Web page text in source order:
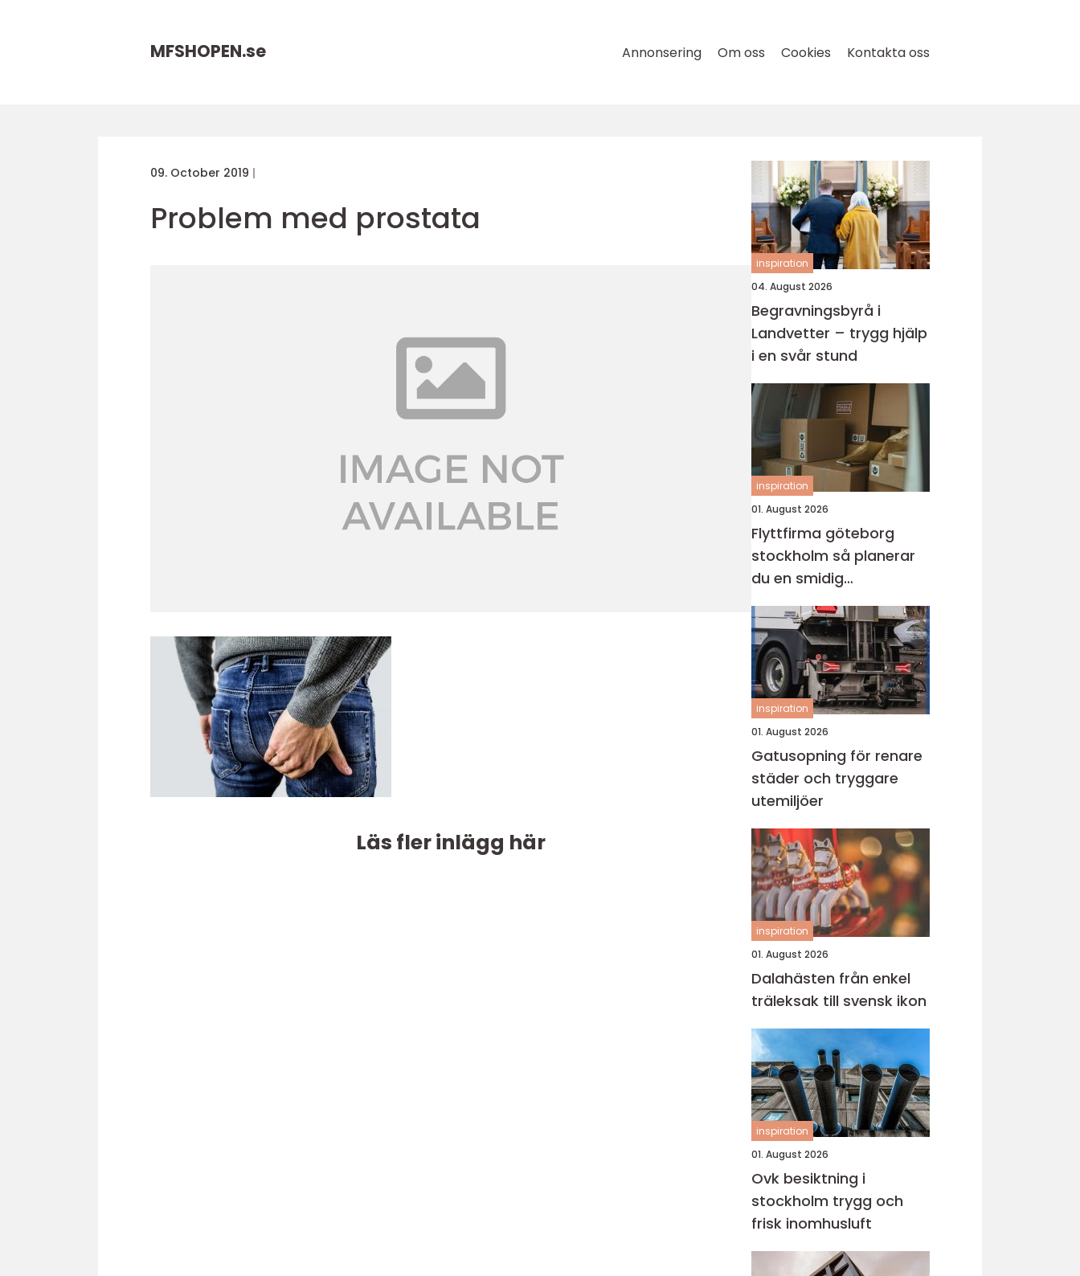
MFSHOPEN.se Annonsering Om oss Cookies Kontakta oss
09. October 2019
Problem med prostata
Läs fler inlägg här
inspiration
04. August 2026
Begravningsbyrå i
Landvetter – trygg hjälp
i en svår stund
inspiration
01. August 2026
Flyttfirma göteborg
stockholm så planerar
du en smidig
långdistansflytt
inspiration
01. August 2026
Gatusopning för renare
städer och tryggare
utemiljöer
inspiration
01. August 2026
Dalahästen från enkel
träleksak till svensk ikon
inspiration
01. August 2026
Ovk besiktning i
stockholm trygg och
frisk inomhusluft